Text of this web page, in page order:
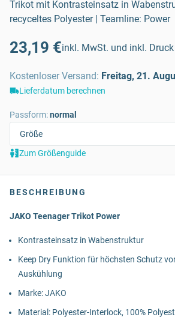
Trikot mit Kontrasteinsatz in
recyceltes Polyester | Teamline: Power
23,19 €inkl. MwSt. und inkl. Druck
Kostenloser Versand: Freitag, 21.
Lieferdatum berechnen
Passform:normal
Zum Größenguide
BESCHREIBUNG
JAKO Teenager Trikot Power
Kontrasteinsatz in Wabenstruktur
Keep Dry Funktion für höchsten Schutz
Auskühlung
Marke: JAKO
Material: Polyester-Interlock, 100%